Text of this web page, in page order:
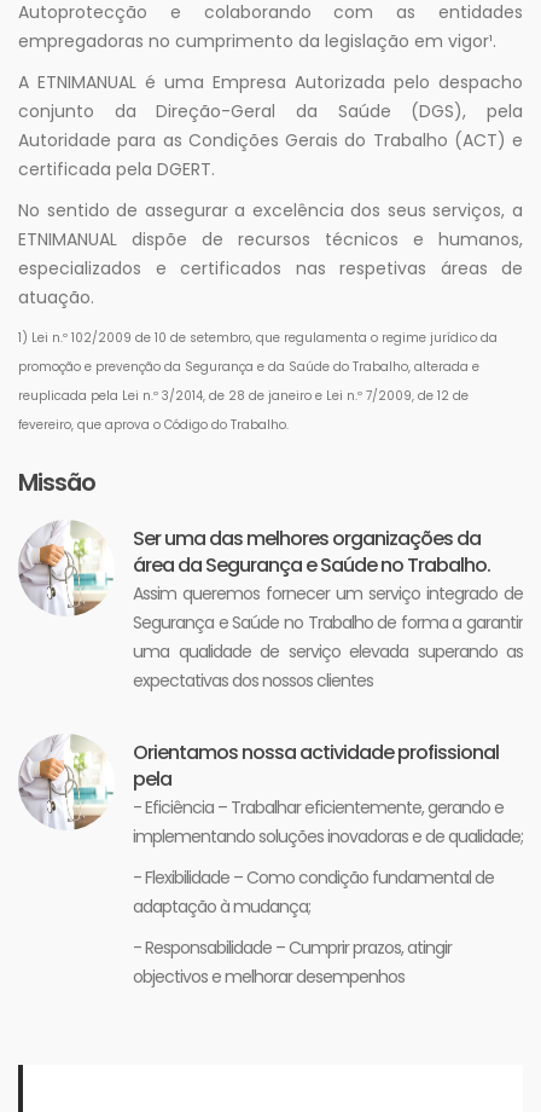
Autoprotecção e colaborando com as entidades
empregadoras no cumprimento da legislação em vigor¹.
A ETNIMANUAL é uma Empresa Autorizada pelo despacho
conjunto da Direção-Geral da Saúde (DGS), pela
Autoridade para as Condições Gerais do Trabalho (ACT) e
certificada pela DGERT.
No sentido de assegurar a excelência dos seus serviços, a
ETNIMANUAL dispõe de recursos técnicos e humanos,
especializados e certificados nas respetivas áreas de
atuação.
1) Lei n.º 102/2009 de 10 de setembro, que regulamenta o regime jurídico da
promoção e prevenção da Segurança e da Saúde do Trabalho, alterada e
reuplicada pela Lei n.º 3/2014, de 28 de janeiro e Lei n.º 7/2009, de 12 de
fevereiro, que aprova o Código do Trabalho.
Missão
Ser uma das melhores organizações da
área da Segurança e Saúde no Trabalho.
Assim queremos fornecer um serviço integrado de
Segurança e Saúde no Trabalho de forma a garantir
uma qualidade de serviço elevada superando as
expectativas dos nossos clientes
Orientamos nossa actividade profissional
pela
- Eficiência – Trabalhar eficientemente, gerando e
implementando soluções inovadoras e de qualidade;
- Flexibilidade – Como condição fundamental de
adaptação à mudança;
- Responsabilidade – Cumprir prazos, atingir
objectivos e melhorar desempenhos